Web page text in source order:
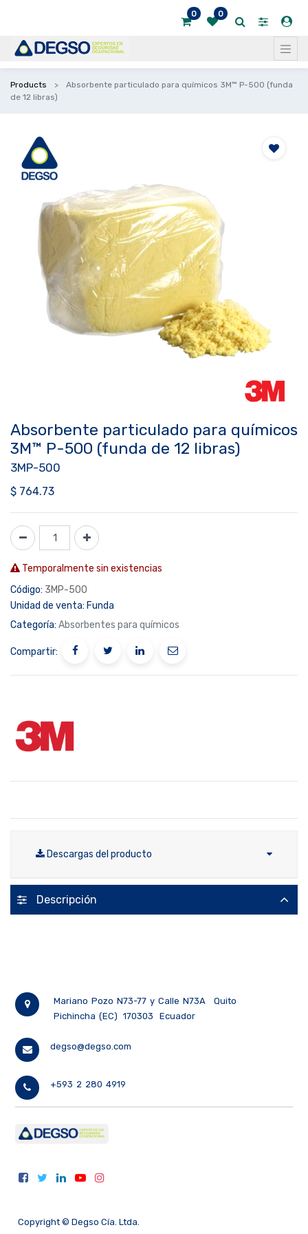
0 0
Products
Absorbente particulado para químicos 3M™ P-500 (funda
de 12 libras)
Absorbente particulado para químicos
3M™ P-500 (funda de 12 libras)
3MP-500
$ 764.73
Temporalmente sin existencias
Código: 3MP-500
Unidad de venta: Funda
Categoría: Absorbentes para químicos
Compartir:
Descargas del producto
Descripción
Mariano Pozo N73-77 y Calle N73A
Quito
Pichincha (EC)
170303 Ecuador
degso@degso.com
+593 2 280 4919
Copyright © Degso Cía. Ltda.